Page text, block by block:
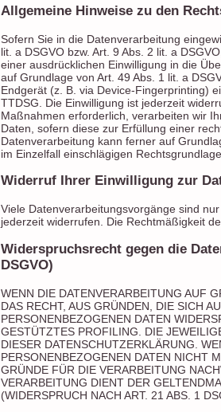
Allgemeine Hinweise zu den
Sofern Sie in die Datenverarbeitung
lit. a DSGVO bzw. Art. 9 Abs. 2 lit. a
einer ausdrücklichen Einwilligung in die
auf Grundlage von Art. 49 Abs. 1 lit. a
Endgerät (z. B. via Device-Fingerprinting)
TTDSG. Die Einwilligung ist jederzeit
Maßnahmen erforderlich, verarbeiten wir
Daten, sofern diese zur Erfüllung einer
Datenverarbeitung kann ferner auf
im Einzelfall einschlägigen
Widerruf Ihrer Einwilligung zur
Viele Datenverarbeitungsvorgänge sind
jederzeit widerrufen. Die Rechtmäßigkeit
Widerspruchsrecht gegen die
DSGVO)
WENN DIE DATENVERARBEITUNG AUF
DAS RECHT, AUS GRÜNDEN, DIE SICH
PERSONENBEZOGENEN DATEN
GESTÜTZTES PROFILING. DIE
DIESER DATENSCHUTZERKLÄRUNG.
PERSONENBEZOGENEN DATEN NICHT
GRÜNDE FÜR DIE VERARBEITUNG
VERARBEITUNG DIENT DER
(WIDERSPRUCH NACH ART. 21 ABS. 1